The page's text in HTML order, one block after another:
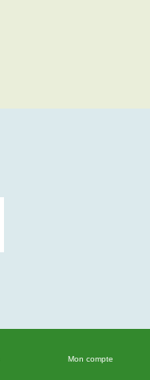
Mon compte